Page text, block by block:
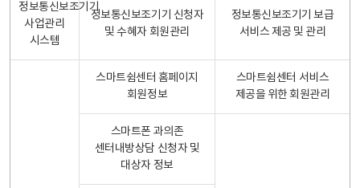
정보통신보조기기
사업관리
시스템
정보통신보조기기 신청자
및 수혜자 회원관리
정보통신보조기기 보급
서비스 제공 및 관리
스마트쉼센터 홈페이지
회원정보
스마트쉼센터 서비스
제공을 위한 회원관리
스마트폰 과의존
센터내방상담 신청자 및
대상자 정보